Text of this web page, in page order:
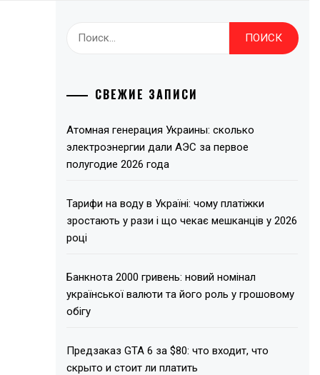
Найти:
СВЕЖИЕ ЗАПИСИ
Атомная генерация Украины: сколько
электроэнергии дали АЭС за первое
полугодие 2026 года
Тарифи на воду в Україні: чому платіжки
зростають у рази і що чекає мешканців у 2026
році
Банкнота 2000 гривень: новий номінал
української валюти та його роль у грошовому
обігу
Предзаказ GTA 6 за $80: что входит, что
скрыто и стоит ли платить